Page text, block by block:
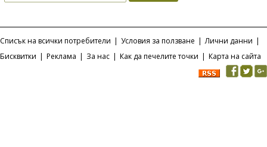
Списък на всички потребители | Условия за ползване | Лични данни |
Бисквитки | Реклама | За нас | Как да печелите точки | Карта на сайта